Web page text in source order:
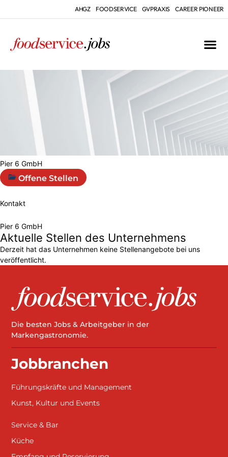
AHGZ FOODSERVICE GVPRAXIS CAREER PIONEER
Pier 6 GmbH
Offene Stellen
Kontakt
Pier 6 GmbH
Aktuelle Stellen des Unternehmens
Derzeit hat das Unternehmen keine Stellenangebote bei uns
veröffentlicht.
Die besten Jobs & Arbeitgeber in der
Markengastronomie.
Jobbranchen
Führungskräfte und Management
Kunst, Kultur und Events
Service & Bar
Küche